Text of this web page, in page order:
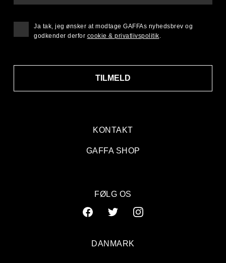
KONTAKT
GAFFA SHOP
TILMELD
Ja tak, jeg ønsker at modtage GAFFAs nyhedsbrev og
godkender derfor cookie & privatlivspolitik.
FØLG OS
DANMARK